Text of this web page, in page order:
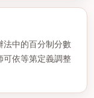
中的百分制分數
可依等第定義調整